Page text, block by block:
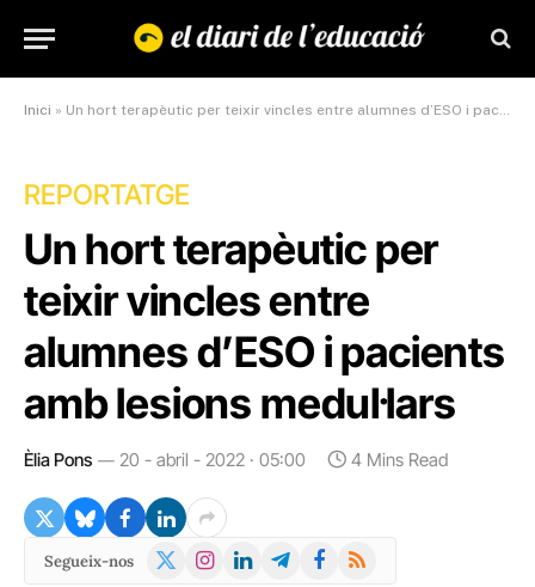
Inici » Un hort terapèutic per teixir vincles entre alumnes d’ESO i pacients amb lesions medul·lars
REPORTATGE
Un hort terapèutic per
teixir vincles entre
alumnes d’ESO i pacients
amb lesions medul·lars
Èlia Pons 20 - abril - 2022 · 05:00 4 Mins Read
Segueix-nos
X
Instagram
LinkedInTelegramFacebook
RSS